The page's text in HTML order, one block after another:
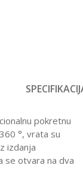
pokretnu
°, vrata su
izdanja
se otvara na dva